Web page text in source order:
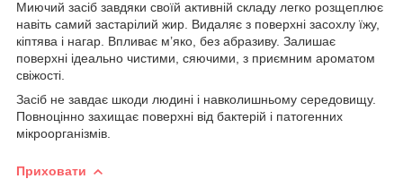
Миючий засіб завдяки своїй активній складу легко розщеплює
навіть самий застарілий жир. Видаляє з поверхні засохлу їжу,
кіптява і нагар. Впливає м’яко, без абразиву. Залишає
поверхні ідеально чистими, сяючими, з приємним ароматом
свіжості.
Засіб не завдає шкоди людині і навколишньому середовищу.
Повноцінно захищає поверхні від бактерій і патогенних
мікроорганізмів.
Приховати